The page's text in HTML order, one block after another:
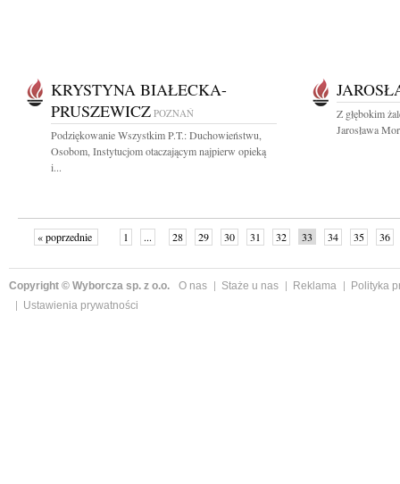
KRYSTYNA BIAŁECKA-
PRUSZEWICZ POZNAŃ
Podziękowanie Wszystkim P.T.: Duchowieństwu,
Osobom, Instytucjom otaczającym najpierw opieką
i...
Z głębokim
Jarosława
« poprzednie 1 ... 28 29 30 31 32 33 34 35
36
Copyright © Wyborcza sp. z o.o. O nas Staże u nas Reklama
Polityka
Ustawienia prywatności